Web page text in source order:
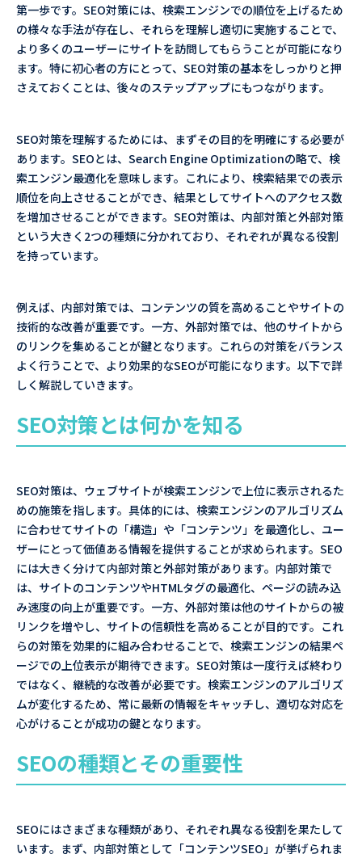
第一歩です。SEO対策には、検索エンジンでの順位を上げるため
の様々な手法が存在し、それらを理解し適切に実施することで、
より多くのユーザーにサイトを訪問してもらうことが可能になり
ます。特に初心者の方にとって、SEO対策の基本をしっかりと押
さえておくことは、後々のステップアップにもつながります。
SEO対策を理解するためには、まずその目的を明確にする必要が
あります。SEOとは、Search Engine Optimizationの略で、検
索エンジン最適化を意味します。これにより、検索結果での表示
順位を向上させることができ、結果としてサイトへのアクセス数
を増加させることができます。SEO対策は、内部対策と外部対策
という大きく2つの種類に分かれており、それぞれが異なる役割
を持っています。
例えば、内部対策では、コンテンツの質を高めることやサイトの
技術的な改善が重要です。一方、外部対策では、他のサイトから
のリンクを集めることが鍵となります。これらの対策をバランス
よく行うことで、より効果的なSEOが可能になります。以下で詳
しく解説していきます。
SEO対策とは何かを知る
SEO対策は、ウェブサイトが検索エンジンで上位に表示されるた
めの施策を指します。具体的には、検索エンジンのアルゴリズム
に合わせてサイトの「構造」や「コンテンツ」を最適化し、ユー
ザーにとって価値ある情報を提供することが求められます。SEO
には大きく分けて内部対策と外部対策があります。内部対策で
は、サイトのコンテンツやHTMLタグの最適化、ページの読み込
み速度の向上が重要です。一方、外部対策は他のサイトからの被
リンクを増やし、サイトの信頼性を高めることが目的です。これ
らの対策を効果的に組み合わせることで、検索エンジンの結果ペ
ージでの上位表示が期待できます。SEO対策は一度行えば終わり
ではなく、継続的な改善が必要です。検索エンジンのアルゴリズ
ムが変化するため、常に最新の情報をキャッチし、適切な対応を
心がけることが成功の鍵となります。
SEOの種類とその重要性
SEOにはさまざまな種類があり、それぞれ異なる役割を果たして
います。まず、内部対策として「コンテンツSEO」が挙げられま